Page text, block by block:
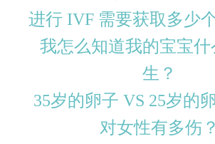
进行 IVF 需要获取多少
我怎么知道我的宝宝什
生？
35岁的卵子 VS 25岁的
对女性有多伤？